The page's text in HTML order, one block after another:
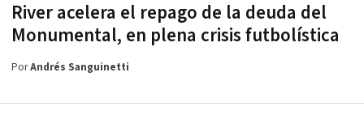
River acelera el repago de la deuda del
Monumental, en plena crisis futbolística
PorAndrés Sanguinetti